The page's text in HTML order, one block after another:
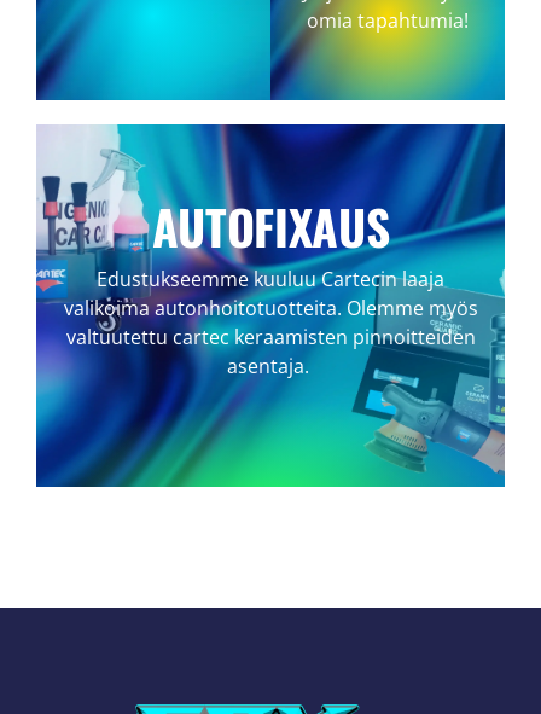
omia tapahtumia!
AUTOFIXAUS
Edustukseemme kuuluu Cartecin laaja
valikoima autonhoitotuotteita. Olemme myös
valtuutettu cartec keraamisten pinnoitteiden
asentaja.